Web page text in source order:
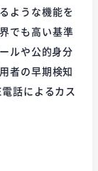
ような機能を
でも高い基準
ルや公的身分
者の早期検知
話によるカス